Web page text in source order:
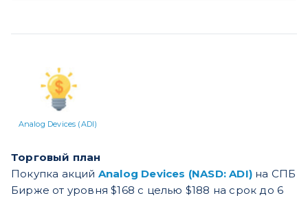
Analog Devices (ADI)
Торговый план
Покупка акций Analog Devices (NASD: ADI) на СПБ
Бирже от уровня $168 c целью $188 на срок до 6